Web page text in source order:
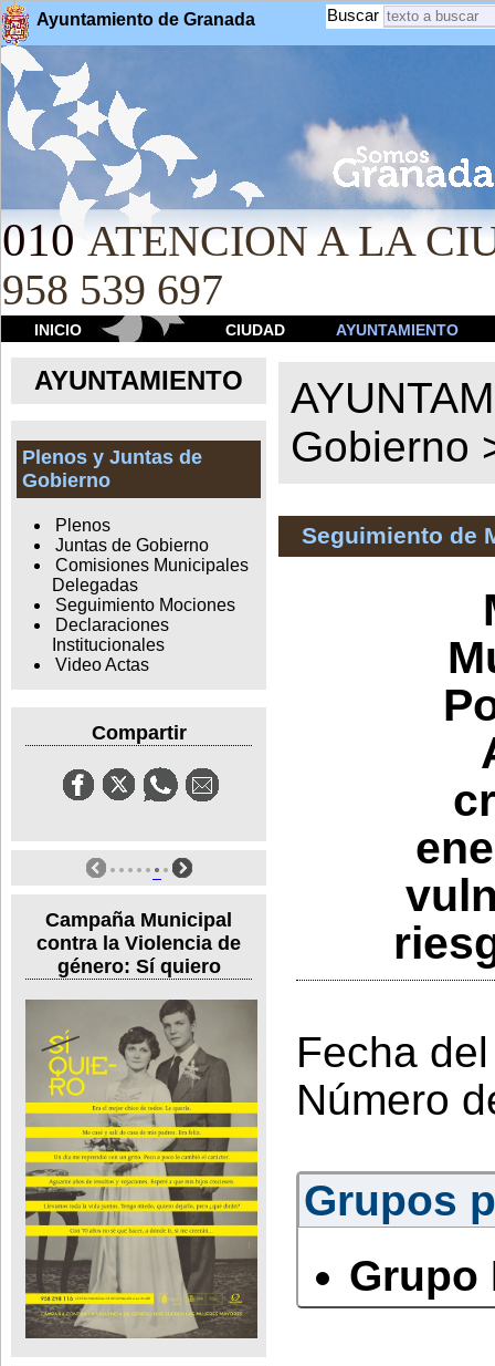
Ayuntamiento de Granada Buscar
010 ATENCION A LA
958 539 697
INICIO CIUDAD AYUNTAMIENTO
AYUNTAMIENTO
Plenos y Juntas de
Gobierno
Plenos
Juntas de Gobierno
Comisiones Municipales
Delegadas
Seguimiento Mociones
Declaraciones
Institucionales
Video Actas
Compartir
Campaña Municipal
contra la Violencia de
género: Sí quiero
Gobierno
Seguimiento de
Fecha
Número
Grupos
Grupo